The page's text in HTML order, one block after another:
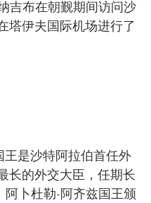
吉布在朝觐期间访问沙
塔伊夫国际机场进行了
王是沙特阿拉伯首任外
长的外交大臣，任期长
阿卜杜勒-阿齐兹国王颁